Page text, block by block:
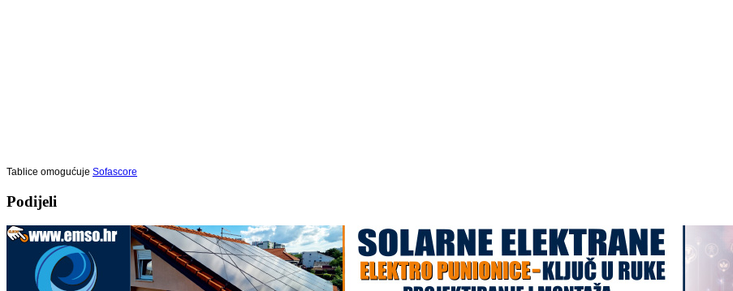
Tablice omogućuje Sofascore
Podijeli